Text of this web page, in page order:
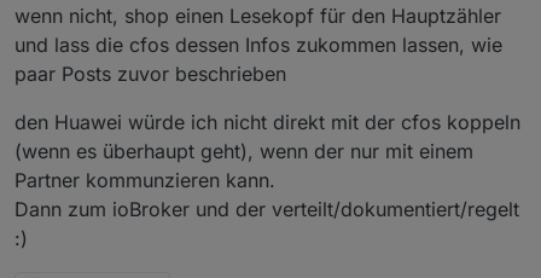
wenn nicht, shop einen Lesekopf für den Hauptzähler
und lass die cfos dessen Infos zukommen lassen, wie
paar Posts zuvor beschrieben
den Huawei würde ich nicht direkt mit der cfos koppeln
(wenn es überhaupt geht), wenn der nur mit einem
Partner kommunzieren kann.
Dann zum ioBroker und der verteilt/dokumentiert/regelt
:)